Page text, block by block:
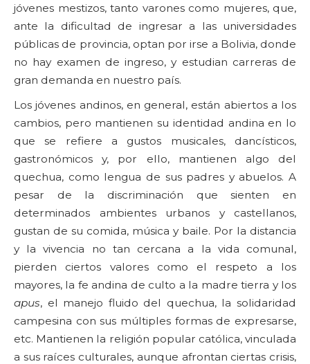
jóvenes mestizos, tanto varones como mujeres, que,
ante la dificultad de ingresar a las universidades
públicas de provincia, optan por irse a Bolivia, donde
no hay examen de ingreso, y estudian carreras de
gran demanda en nuestro país.
Los jóvenes andinos, en general, están abiertos a los
cambios, pero mantienen su identidad andina en lo
que se refiere a gustos musicales, dancísticos,
gastronómicos y, por ello, mantienen algo del
quechua, como lengua de sus padres y abuelos. A
pesar de la discriminación que sienten en
determinados ambientes urbanos y castellanos,
gustan de su comida, música y baile. Por la distancia
y la vivencia no tan cercana a la vida comunal,
pierden ciertos valores como el respeto a los
mayores, la fe andina de culto a la madre tierra y los
apus, el manejo fluido del quechua, la solidaridad
campesina con sus múltiples formas de expresarse,
etc. Mantienen la religión popular católica, vinculada
a sus raíces culturales, aunque afrontan ciertas crisis,